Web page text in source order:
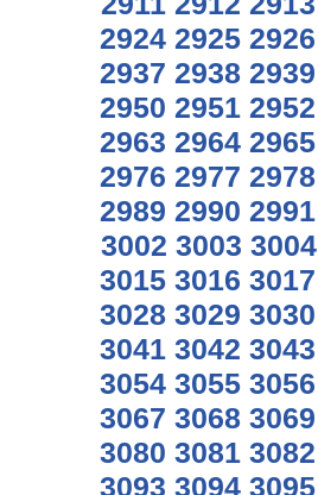
2924 2925 2926
2937 2938 2939
2950 2951 2952
2963 2964 2965
2976 2977 2978
2989 2990 2991
3002 3003 3004
3015 3016 3017
3028 3029 3030
3041 3042 3043
3054 3055 3056
3067 3068 3069
3080 3081 3082
3093 3094 3095